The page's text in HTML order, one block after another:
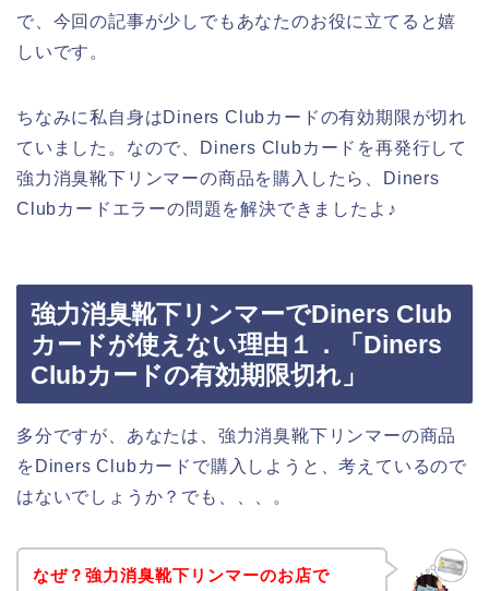
で、今回の記事が少しでもあなたのお役に立てると嬉
しいです。
ちなみに私自身はDiners Clubカードの有効期限が切れ
ていました。なので、Diners Clubカードを再発行して
強力消臭靴下リンマーの商品を購入したら、Diners
Clubカードエラーの問題を解決できましたよ♪
強力消臭靴下リンマーでDiners Club
カードが使えない理由１．「Diners
Clubカードの有効期限切れ」
多分ですが、あなたは、強力消臭靴下リンマーの商品
をDiners Clubカードで購入しようと、考えているので
はないでしょうか？でも、、、。
なぜ？強力消臭靴下リンマーのお店で